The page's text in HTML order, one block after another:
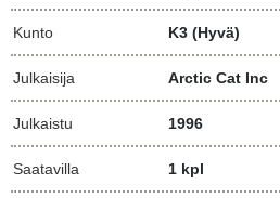
Kunto K3 (Hyvä)
Julkaisija Arctic Cat Inc
Julkaistu 1996
Saatavilla 1 kpl